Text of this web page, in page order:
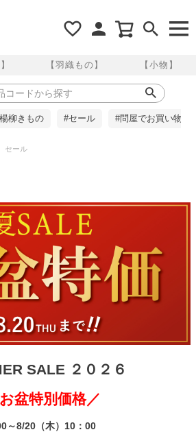
【羽織もの】 【小物】
柳きもの #セール #問屋でお買い物
セール
SALE ２０２６
盆特別価格／
～8/20（木）10：00